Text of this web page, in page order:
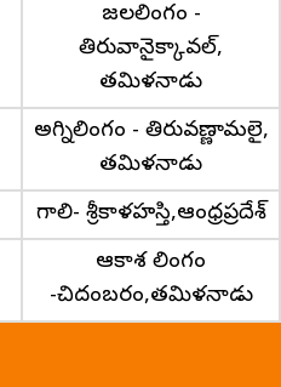
జలలింగం -
తిరువానైక్కావల్,
తమిళనాడు
అగ్నిలింగం - తిరువణ్ణామలై,
తమిళనాడు
గాలి- శ్రీకాళహస్తి,ఆంధ్రప్రదేశ్
ఆకాశ లింగం
-చిదంబరం,తమిళనాడు